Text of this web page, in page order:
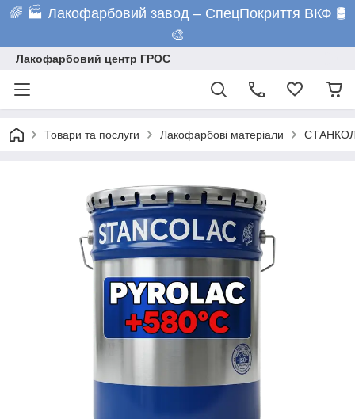
🌈 🏭 Лакофарбовий завод – СпецПокриття ВКФ 🛢️
🎨
Лакофарбовий центр ГРОС
Товари та послуги Лакофарбові матеріали